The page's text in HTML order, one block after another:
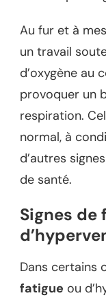
Au fur et à
un travail
d’oxygène au
provoquer un
respiration.
normal, à
d’autres
de santé.
Signes de
Dans certains
fatigue ou